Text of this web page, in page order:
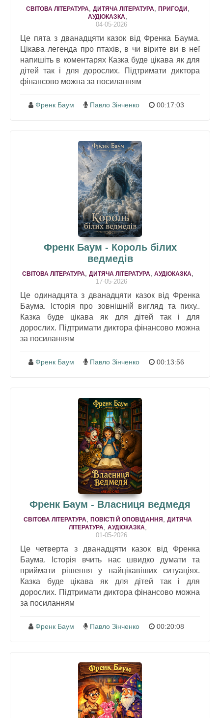
СВІТОВА ЛІТЕРАТУРА ДИТЯЧА ЛІТЕРАТУРА ПРИГОДИ
АУДІОКАЗКА
04-05-2026
Це пята з дванадцяти казок від Френка Баума.
Цікава легенда про птахів, в чи вірите ви в неї
напишіть в коментарях Казка буде цікава як для
дітей так і для дорослих. Підтримати диктора
фінансово можна за посиланням
Френк Баум Павло Зінченко 00:17:03
Френк Баум - Король білих
ведмедів
СВІТОВА ЛІТЕРАТУРА ДИТЯЧА ЛІТЕРАТУРА АУДІОКАЗКА
17-05-2026
Це одинадцята з дванадцяти казок від Френка
Баума. Історія про зовнішній вигляд та пиху..
Казка буде цікава як для дітей так і для
дорослих. Підтримати диктора фінансово можна
за посиланням
Френк Баум Павло Зінченко 00:13:56
Френк Баум - Власниця ведмедя
СВІТОВА ЛІТЕРАТУРА ПОВІСТІ Й ОПОВІДАННЯ
ДИТЯЧА
ЛІТЕРАТУРА
АУДІОКАЗКА
01-05-2026
Це четверта з дванадцяти казок від Френка
Баума. Історія вчить нас швидко думати та
приймати рішення у найцікавіших ситуаціях.
Казка буде цікава як для дітей так і для
дорослих. Підтримати диктора фінансово можна
за посиланням
Френк Баум Павло Зінченко 00:20:08